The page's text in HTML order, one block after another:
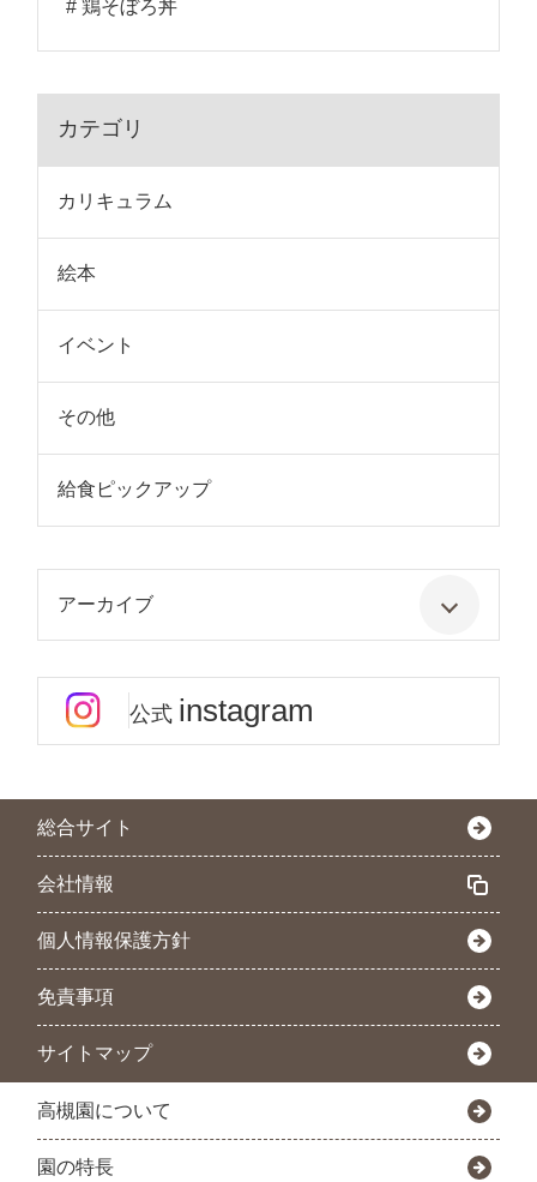
鶏そぼろ丼
カテゴリ
カリキュラム
絵本
イベント
その他
給食ピックアップ
アーカイブ
公式 instagram
総合サイト
会社情報
個人情報保護方針
免責事項
サイトマップ
高槻園について
園の特長